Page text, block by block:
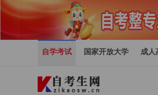
自学考试 国家开放大学 成人